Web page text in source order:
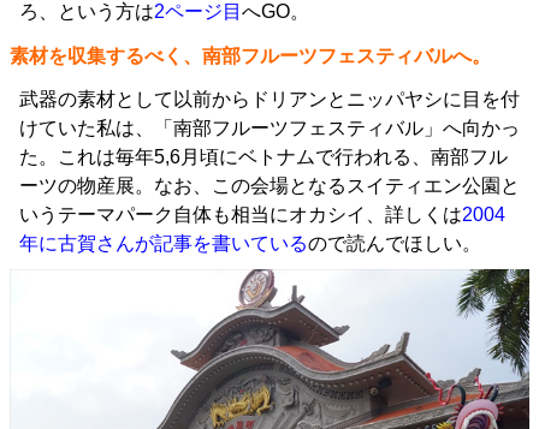
ろ、という方は2ページ目 へGO。
素材を収集するべく、南部フルーツフェスティバルへ。
武器の素材として以前からドリアンとニッパヤシに目を付
けていた私は、「南部フルーツフェスティバル」へ向かっ
た。これは毎年5,6月頃にベトナムで行われる、南部フル
ーツの物産展。なお、この会場となるスイティエン公園と
いうテーマパーク自体も相当にオカシイ、詳しくは2004
年に古賀さんが記事を書いているので読んでほしい。